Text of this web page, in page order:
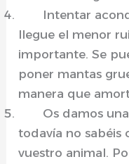
Intentar
llegue el menor
importante. Se
poner mantas
manera que
Os damos
todavía no sabéis
vuestro animal.